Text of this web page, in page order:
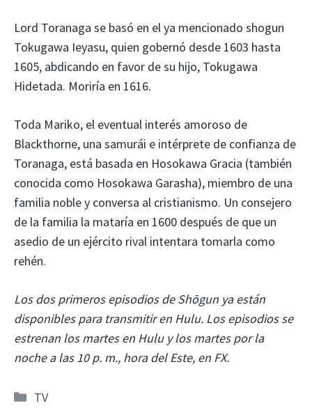
Lord Toranaga se basó en el ya mencionado shogun
Tokugawa Ieyasu, quien gobernó desde 1603 hasta
1605, abdicando en favor de su hijo, Tokugawa
Hidetada. Moriría en 1616.
Toda Mariko, el eventual interés amoroso de
Blackthorne, una samurái e intérprete de confianza de
Toranaga, está basada en Hosokawa Gracia (también
conocida como Hosokawa Garasha), miembro de una
familia noble y conversa al cristianismo. Un consejero
de la familia la mataría en 1600 después de que un
asedio de un ejército rival intentara tomarla como
rehén.
Los dos primeros episodios de Shōgun ya están
disponibles para transmitir en Hulu. Los episodios se
estrenan los martes en Hulu y los martes por la
noche a las 10 p. m., hora del Este, en FX.
Categorías
TV